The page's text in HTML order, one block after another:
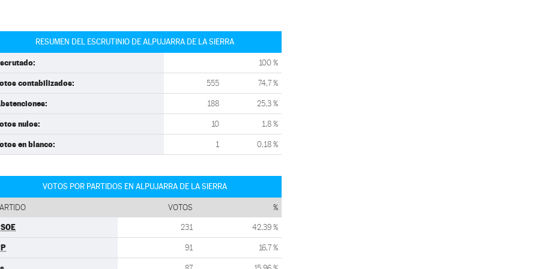
RESUMEN DEL ESCRUTINIO DE ALPUJARRA DE LA SIERRA
100 %
contabilizados: 555 74,7 %
188 25,3 %
nulos: 10 1,8 %
en blanco: 1 0,18 %
VOTOS POR PARTIDOS EN ALPUJARRA DE LA SIERRA
VOTOS %
231 42,39 %
91 16,7 %